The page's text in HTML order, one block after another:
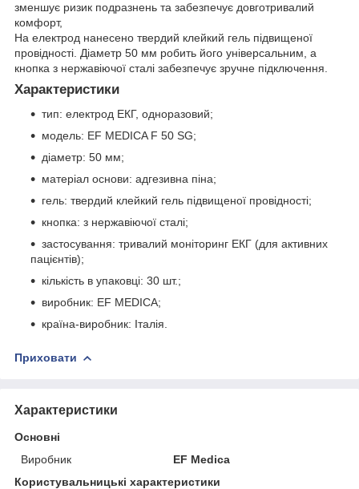
зменшує ризик подразнень та забезпечує довготривалий
комфорт,
На електрод нанесено твердий клейкий гель підвищеної
провідності. Діаметр 50 мм робить його універсальним, а
кнопка з нержавіючої сталі забезпечує зручне підключення.
Характеристики
тип: електрод ЕКГ, одноразовий;
модель: EF MEDICA F 50 SG;
діаметр: 50 мм;
матеріал основи: адгезивна піна;
гель: твердий клейкий гель підвищеної провідності;
кнопка: з нержавіючої сталі;
застосування: тривалий моніторинг ЕКГ (для активних
пацієнтів);
кількість в упаковці: 30 шт.;
виробник: EF MEDICA;
країна-виробник: Італія.
Приховати
Характеристики
Основні
Виробник
EF Medica
Користувальницькі характеристики